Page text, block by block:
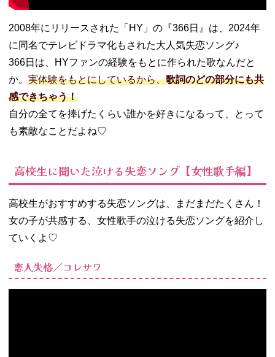
2008年にリリースされた「HY」の『366日』は、2024年
に同名でテレビドラマ化もされた大人気失恋ソング♪
366日は、HYファンの経験をもとに作られた歌なんだと
か。 実体験をもとにしているから、歌詞のどの部分にも共
感できちゃう！
自分の全てを捧げたくらい誰かを好きになるって、とって
も素敵なことだよね♡
高校生に聞いた泣ける失恋ソング【女性歌手編】
高校生がおすすめする失恋ソングは、まだまだたくさん！
女の子が共感する、女性歌手の泣ける失恋ソングを紹介し
ていくよ♡
恋人失格／コレサワ